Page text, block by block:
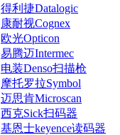
得利捷Datalogic
康耐视Cognex
欧光Opticon
易腾迈Intermec
电装Denso扫描枪
摩托罗拉Symbol
迈思肯Microscan
西克Sick扫码器
基恩士keyence读码器